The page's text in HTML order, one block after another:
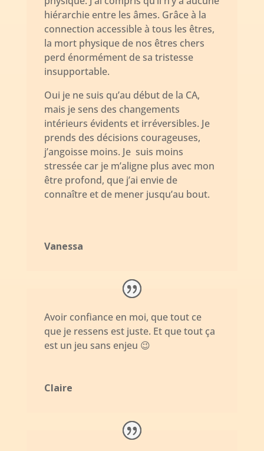
hiérarchie entre les âmes. Grâce à la
connection accessible à tous les êtres,
la mort physique de nos êtres chers
perd énormément de sa tristesse
insupportable.
Oui je ne suis qu’au début de la CA,
mais je sens des changements
intérieurs évidents et irréversibles. Je
prends des décisions courageuses,
j’angoisse moins. Je suis moins
stressée car je m’aligne plus avec mon
être profond, que j’ai envie de
connaître et de mener jusqu’au bout.
Vanessa
Avoir confiance en moi, que tout ce
que je ressens est juste. Et que tout ça
est un jeu sans enjeu 😉
Claire